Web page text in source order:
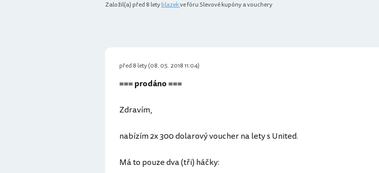
Založil(a) před 8 letyblazekve fóru Slevové kupóny a vouchery
=== prodáno ===
Zdravím,
nabízím 2x 300 dolarový voucher na lety s United.
Má to pouze dva (tři) háčky:
před 8 lety (08. 05. 2018 11:04)